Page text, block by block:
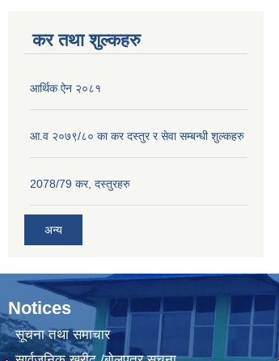
कर तथा शुल्कहरु
आर्थिक ऐन २०८१
आ.व २०७९/८० का कर दस्तुर र सेवा सम्बन्धी शुल्कहरु
2078/79 कर, दस्तुरहरु
अन्य
Notices
सूचना तथा समाचार